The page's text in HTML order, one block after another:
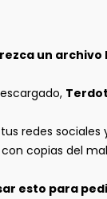
un archivo
redes sociales
copias del
esto para